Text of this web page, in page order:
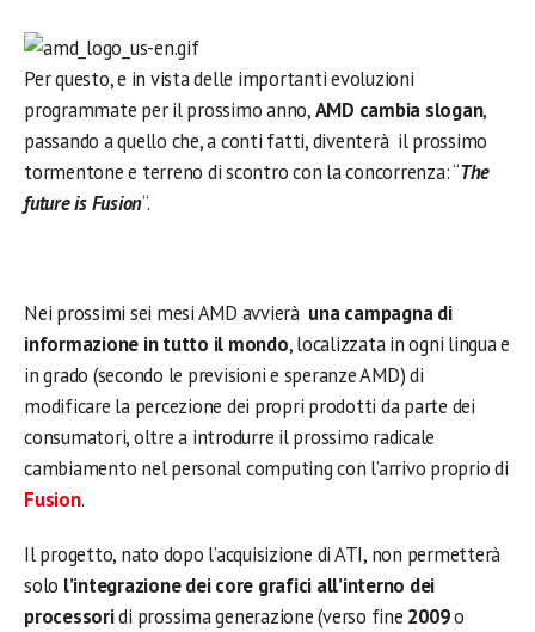
Per questo, e in vista delle importanti evoluzioni
programmate per il prossimo anno,AMD cambia slogan,
passando a quello che, a conti fatti, diventerà il prossimo
tormentone e terreno di scontro con la concorrenza: “The
future is Fusion“.
Nei prossimi sei mesi AMD avvierà una campagna di
informazione in tutto il mondo, localizzata in ogni lingua e
in grado (secondo le previsioni e speranze AMD) di
modificare la percezione dei propri prodotti da parte dei
consumatori, oltre a introdurre il prossimo radicale
cambiamento nel personal computing con l’arrivo proprio di
Fusion.
Il progetto, nato dopo l’acquisizione di ATI, non permetterà
solo l’integrazione dei core grafici all’interno dei
processoridi prossima generazione (verso fine 2009o